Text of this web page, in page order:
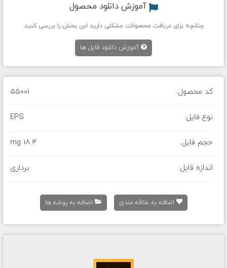
آموزش دانلود محصول
چنانچه برای دریافت محصولات مشکلی دارید این بخش را بررسی کنید.
آموزش دانلود فایل ها
کد محصول: 55001
نوع فایل: EPS
حجم فایل: 18.4 mg
اندازه فایل: برداری
اضافه به علاقه مندی اضافه به پوشه ها